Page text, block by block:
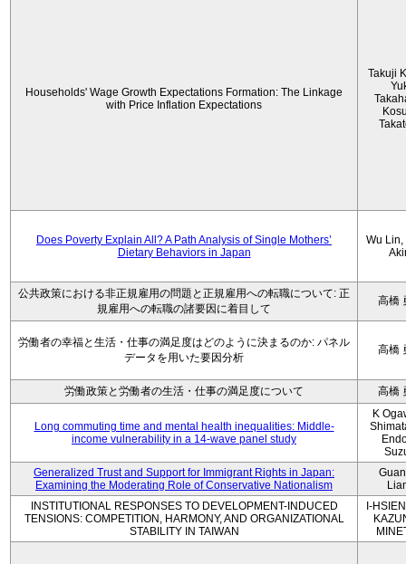
Households' Wage Growth Expectations Formation: The Linkage
with Price Inflation Expectations
Takuji
Does Poverty Explain All? A Path Analysis of Single Mothers’
Dietary Behaviors in Japan
Wu Lin,
公共政策における非正規雇用の問題と正規雇用への転職について: 正
規雇用への転職の諸要因に着目して
高橋
労働者の幸福と生活・仕事の満足度はどのように決まるのか: パネル
データを用いた要因分析
高橋
労働政策と労働者の生活・仕事の満足度について 高橋
Long commuting time and mental health inequalities: Middle-
income vulnerability in a 14-wave panel study
K
Generalized Trust and Support for Immigrant Rights in Japan:
Examining the Moderating Role of Conservative Nationalism
INSTITUTIONAL RESPONSES TO DEVELOPMENT-INDUCED
TENSIONS: COMPETITION, HARMONY, AND ORGANIZATIONAL
STABILITY IN TAIWAN
I-